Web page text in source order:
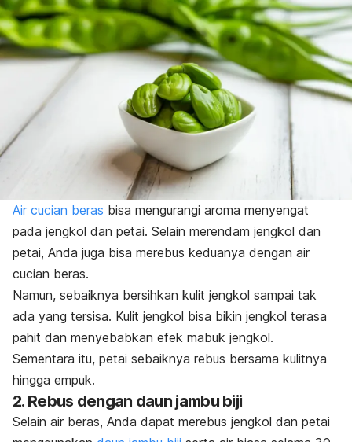
Air cucian beras bisa mengurangi aroma menyengat
pada jengkol dan petai. Selain merendam jengkol dan
petai, Anda juga bisa merebus keduanya dengan air
cucian beras.
Namun, sebaiknya bersihkan kulit jengkol sampai tak
ada yang tersisa. Kulit jengkol bisa bikin jengkol terasa
pahit dan menyebabkan efek mabuk jengkol.
Sementara itu, petai sebaiknya rebus bersama kulitnya
hingga empuk.
2. Rebus dengan daun jambu biji
Selain air beras, Anda dapat merebus jengkol dan petai